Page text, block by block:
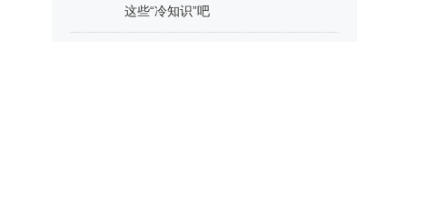
这些“冷知识”吧